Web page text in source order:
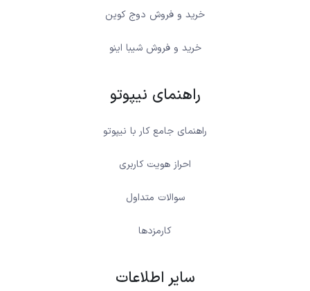
خرید و فروش دوج کوین
خرید و فروش شیبا اینو
راهنمای نیپوتو
راهنمای جامع کار با نیپوتو
احراز هویت کاربری
سوالات متداول
کارمزدها
سایر اطلاعات